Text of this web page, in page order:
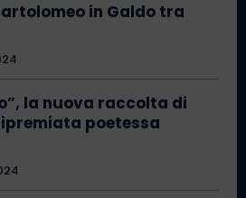
in Galdo tra
la nuova raccolta di
poetessa